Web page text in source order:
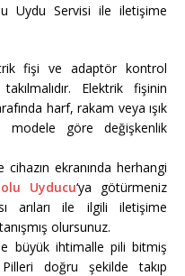
Uydu Servisi ile iletişime
fişi ve adaptör kontrol
Elektrik fişinin
harf, rakam veya ışık
modele göre değişkenlik
cihazın ekranında herhangi
Uyducu‘ya götürmeniz
arıları ile ilgili iletişime
olursunuz.
büyük ihtimalle pili bitmiş
doğru şekilde takıp